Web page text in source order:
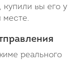
купили вы его у
месте.
реального